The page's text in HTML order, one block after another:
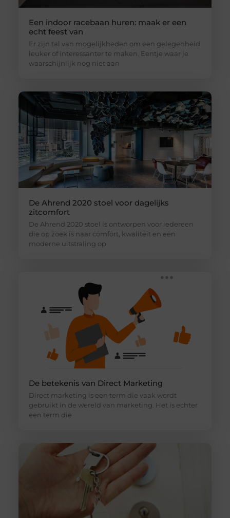
Een indoor racebaan huren: maak er een
echt feest van
Er zijn tal van mogelijkheden om een gelegenheid
leuker of interessanter te maken. Eentje waar je
waarschijnlijk nog niet aan
De Ahrend 2020 stoel voor dagelijks
zitcomfort
De Ahrend 2020 stoel is ontworpen voor iedereen
die op zoek is naar comfort, kwaliteit en een
moderne uitstraling op
De betekenis van Direct Marketing
Direct marketing is een term die vaak wordt
gebruikt in de wereld van marketing. Het is echter
een term die